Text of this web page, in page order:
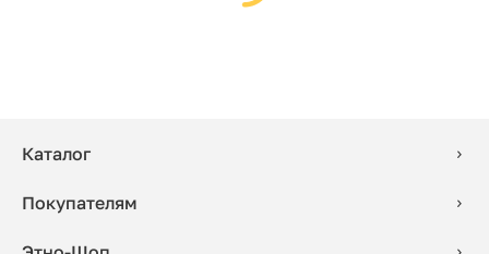
Каталог
Покупателям